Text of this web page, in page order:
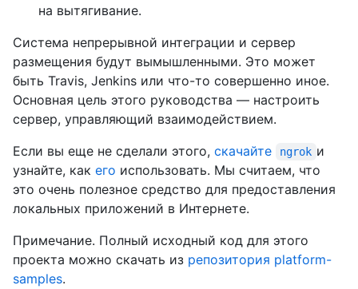
на вытягивание.
Система непрерывной интеграции и сервер
размещения будут вымышленными. Это может
быть Travis, Jenkins или что-то совершенно иное.
Основная цель этого руководства — настроить
сервер, управляющий взаимодействием.
Если вы еще не сделали этого, скачайте ngrok и
узнайте, как его использовать. Мы считаем, что
это очень полезное средство для предоставления
локальных приложений в Интернете.
Примечание. Полный исходный код для этого
проекта можно скачать из репозитория platform-
samples.